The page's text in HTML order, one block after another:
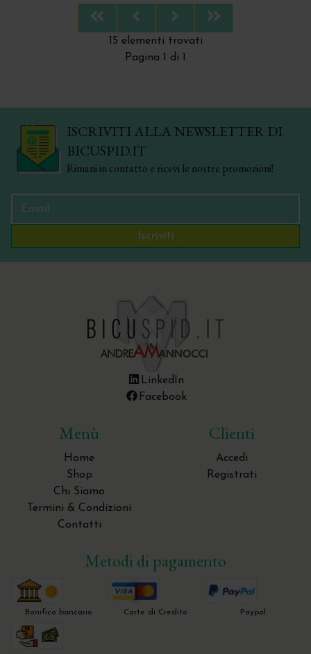
First Previous
15 elementi trovati
Pagina 1 di 1
NextLast
ISCRIVITI ALLA NEWSLETTER DI
BICUSPID.IT
Rimani in contatto e ricevi le nostre promozioni!
Iscriviti
LinkedIn
Facebook
Menù
Home
Shop
Chi Siamo
Termini & Condizioni
Contatti
Clienti
Accedi
Registrati
Metodi di pagamento
Bonifico bancario Carte di Credito Paypal